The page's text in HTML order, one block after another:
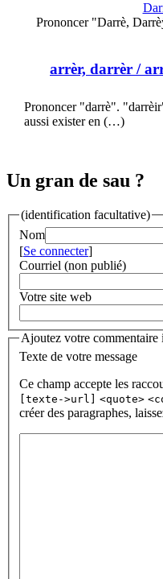
Prononcer "Darrè,
arrèr, darrèr /
Prononcer "darrè".
aussi exister en (…)
Un gran de sau ?
(identification facultative)
Nom
[Se connecter]
Courriel (non publié)
Votre site web
Ajoutez votre commentaire
Texte de votre message
Ce champ accepte les
[texte->url]
<quote>
créer des paragraphes,